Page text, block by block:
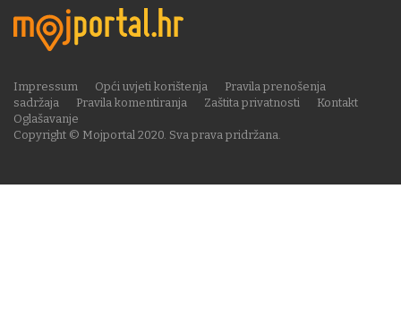
Copyright © Mojportal 2020. Sva prava pridržana.
Impressum Opći uvjeti korištenja
Pravila prenošenja
sadržaja
Pravila komentiranja Zaštita privatnosti
Kontakt
Oglašavanje